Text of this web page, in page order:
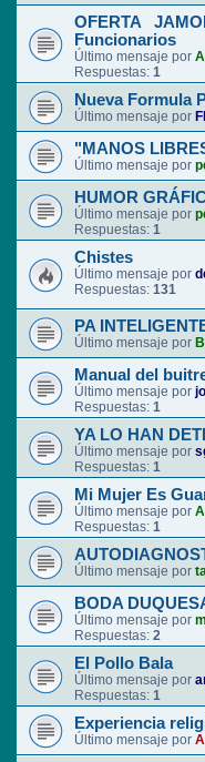
OFERTA
Funcionarios
Último mensaje por
Respuestas: 1
Nueva Formula
Último mensaje por
"MANOS
Último mensaje por
HUMOR
Último mensaje por
Respuestas: 1
Chistes
Último mensaje por
Respuestas: 131
PA
Último mensaje por
Manual del
Último mensaje por
Respuestas: 1
YA LO HAN
Último mensaje por
Respuestas: 1
Mi Mujer Es
Último mensaje por
Respuestas: 1
Último mensaje por
BODA
Último mensaje por
Respuestas: 2
El Pollo Bala
Último mensaje por
Respuestas: 1
Experiencia
Último mensaje por